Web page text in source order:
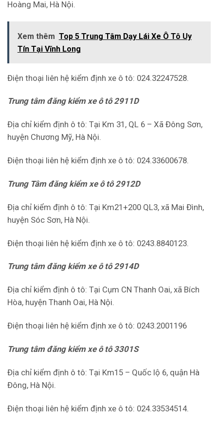
Hoàng Mai, Hà Nội.
Xem thêm Top 5 Trung Tâm Dạy Lái Xe Ô Tô Uy
Tín Tại Vĩnh Long
Điện thoại liên hệ kiểm định xe ô tô: 024.32247528.
Trung tâm đăng kiểm xe ô tô 2911D
Địa chỉ kiểm định ô tô: Tại Km 31, QL 6 – Xã Đông Sơn,
huyện Chương Mỹ, Hà Nội.
Điện thoại liên hệ kiểm định xe ô tô: 024.33600678.
Trung Tâm đăng kiểm xe ô tô 2912D
Địa chỉ kiểm định ô tô: Tại Km21+200 QL3, xã Mai Đình,
huyện Sóc Sơn, Hà Nội.
Điện thoại liên hệ kiểm định xe ô tô: 0243.8840123.
Trung tâm đăng kiểm xe ô tô 2914D
Địa chỉ kiểm định ô tô: Tại Cụm CN Thanh Oai, xã Bích
Hòa, huyện Thanh Oai, Hà Nội.
Điện thoại liên hệ kiểm định xe ô tô: 0243.2001196
Trung tâm đăng kiểm xe ô tô 3301S
Địa chỉ kiểm định ô tô: Tại Km15 – Quốc lộ 6, quận Hà
Đông, Hà Nội.
Điện thoại liên hệ kiểm định xe ô tô: 024.33534514.